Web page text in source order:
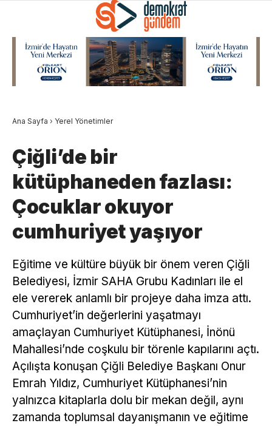
Ana Sayfa › Yerel Yönetimler
Çiğli’de bir
kütüphaneden fazlası:
Çocuklar okuyor
cumhuriyet yaşıyor
Eğitime ve kültüre büyük bir önem veren Çiğli
Belediyesi, İzmir SAHA Grubu Kadınları ile el
ele vererek anlamlı bir projeye daha imza attı.
Cumhuriyet’in değerlerini yaşatmayı
amaçlayan Cumhuriyet Kütüphanesi, İnönü
Mahallesi’nde coşkulu bir törenle kapılarını açtı.
Açılışta konuşan Çiğli Belediye Başkanı Onur
Emrah Yıldız, Cumhuriyet Kütüphanesi’nin
yalnızca kitaplarla dolu bir mekan değil, aynı
zamanda toplumsal dayanışmanın ve eğitime